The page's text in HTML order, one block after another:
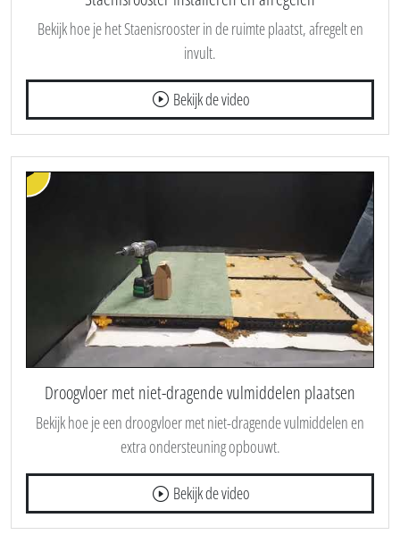
Plaatsingsvideo
Staenisrooster installeren en afregelen
Bekijk hoe je het Staenisrooster in de ruimte plaatst, afregelt en
invult.
Bekijk de video